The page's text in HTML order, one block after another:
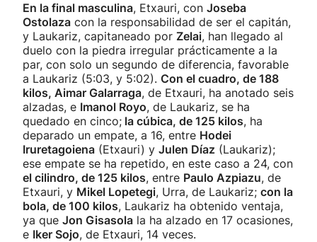
En la final masculina, Etxauri, con Joseba
Ostolaza con la responsabilidad de ser el capitán,
y Laukariz, capitaneado por Zelai, han llegado al
duelo con la piedra irregular prácticamente a la
par, con solo un segundo de diferencia, favorable
a Laukariz (5:03, y 5:02). Con el cuadro, de 188
kilos, Aimar Galarraga, de Etxauri, ha anotado seis
alzadas, e Imanol Royo, de Laukariz, se ha
quedado en cinco; la cúbica, de 125 kilos, ha
deparado un empate, a 16, entre Hodei
Iruretagoiena (Etxauri) y Julen Díaz (Laukariz);
ese empate se ha repetido, en este caso a 24, con
el cilindro, de 125 kilos, entre Paulo Azpiazu, de
Etxauri, y Mikel Lopetegi, Urra, de Laukariz; con la
bola, de 100 kilos, Laukariz ha obtenido ventaja,
ya que Jon Gisasola la ha alzado en 17 ocasiones,
e Iker Sojo, de Etxauri, 14 veces.